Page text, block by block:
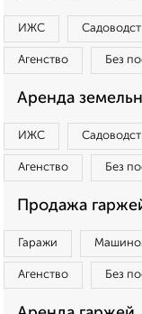
ИЖС
Агенство Без
Аренда
ИЖС
Агенство Без
Продажа
Гаражи
Агенство Без